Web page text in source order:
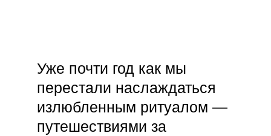
Уже почти год как мы
перестали наслаждаться
излюбленным ритуалом —
путешествиями за